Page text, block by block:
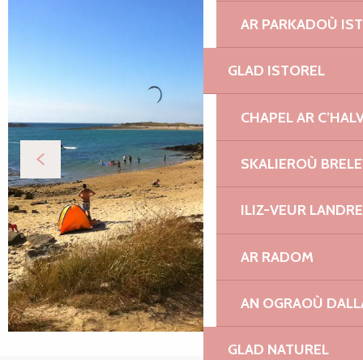
AR PARKADOÙ
GLAD ISTOREL
CHAPEL AR
SKALIEROÙ
ILIZ-VEUR
AR RADOM
AN OGRAOÙ
GLAD NATUREL